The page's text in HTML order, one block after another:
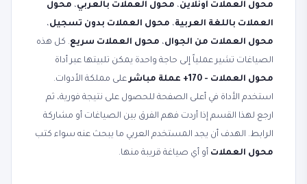
محول العملات أونلاين، محول العملات بالعربي، محول
العملات باللغة العربية، محول العملات بدون تسجيل،
محول العملات من الجوال، محول العملات سريع. كل هذه
الصياغات تشير عملياً إلى حاجة واحدة يمكن تلبيتها عبر أداة
محول العملات - 170+ عملة مباشر
على مملكة الأدوات.
استخدم الأداة في أعلى الصفحة للحصول على نتيجة فورية، ثم
ارجع لهذا القسم إذا أردت فهم الفرق بين الصياغات أو مشاركة
الرابط. الهدف أن يجد المستخدم العربي ما يبحث عنه سواء كتب
محول العملات أو أي صياغة قريبة منها.